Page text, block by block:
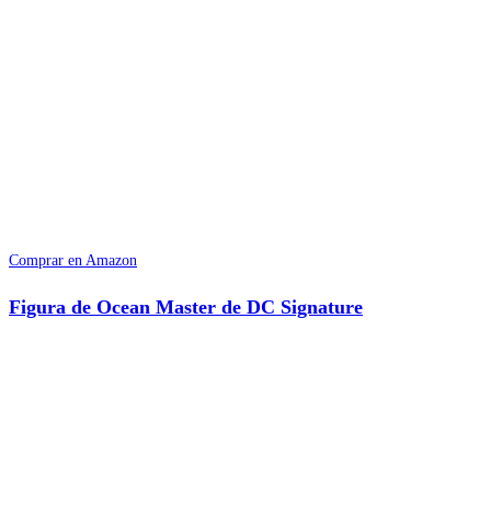
Comprar en Amazon
Figura de Ocean Master de DC Signature